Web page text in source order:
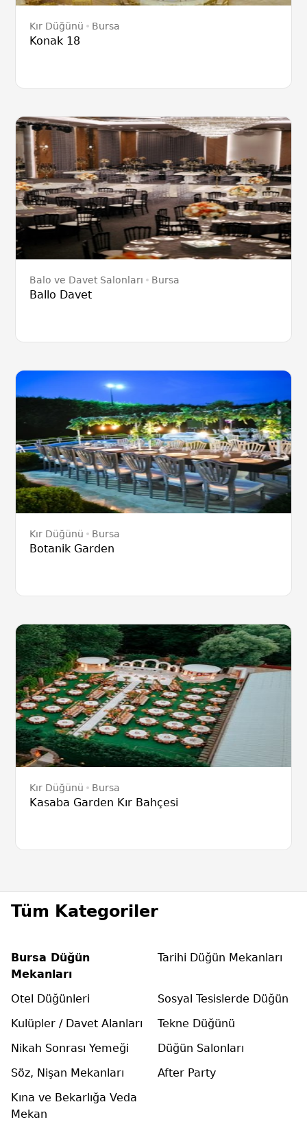
Kır Düğünü Bursa
Konak 18
Balo ve Davet Salonları Bursa
Ballo Davet
Kır Düğünü Bursa
Botanik Garden
Kır Düğünü Bursa
Kasaba Garden Kır Bahçesi
Tüm Kategoriler
Bursa Düğün
Mekanları
Tarihi Düğün Mekanları
Otel Düğünleri
Sosyal Tesislerde Düğün
Kulüpler / Davet Alanları
Tekne Düğünü
Nikah Sonrası Yemeği
Düğün Salonları
Söz, Nişan Mekanları
After Party
Kına ve Bekarlığa Veda
Mekan